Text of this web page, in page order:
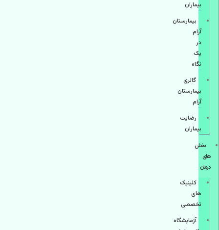
بیماران
بیمارستان
آرام
در
یک
نگاه
گالری
بیمارستان
آرام
رضایت
بیماران
بخش
های
درمان
کلینیک
های
تخصصی
آزمایشگاه